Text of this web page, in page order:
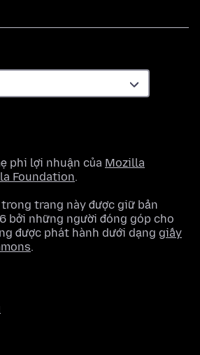
phi lợi nhuận của Mozilla
Foundation.
trang này được giữ bản
bởi những người đóng góp cho
được phát hành dưới dạng giấy
.